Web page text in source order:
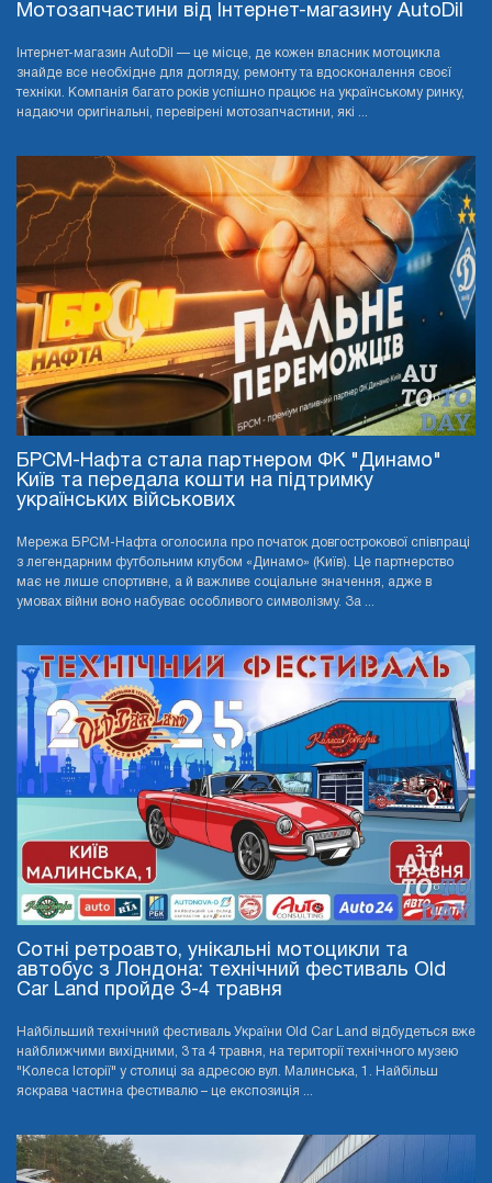
Мотозапчастини від Інтернет-магазину AutoDil
Інтернет-магазин AutoDil — це місце, де кожен власник мотоцикла
знайде все необхідне для догляду, ремонту та вдосконалення своєї
техніки. Компанія багато років успішно працює на українському ринку,
надаючи оригінальні, перевірені мотозапчастини, які ...
БРСМ-Нафта стала партнером ФК "Динамо"
Київ та передала кошти на підтримку
українських військових
Мережа БРСМ-Нафта оголосила про початок довгострокової співпраці
з легендарним футбольним клубом «Динамо» (Київ). Це партнерство
має не лише спортивне, а й важливе соціальне значення, адже в
умовах війни воно набуває особливого символізму. За ...
Сотні ретроавто, унікальні мотоцикли та
автобус з Лондона: технічний фестиваль Old
Car Land пройде 3-4 травня
Найбільший технічний фестиваль України Old Car Land відбудеться вже
найближчими вихідними, 3 та 4 травня, на території технічного музею
"Колеса Історії" у столиці за адресою вул. Малинська, 1. Найбільш
яскрава частина фестивалю – це експозиція ...